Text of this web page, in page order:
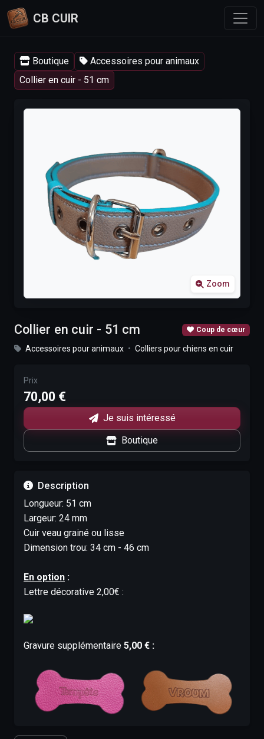
CB CUIR
Boutique
Accessoires pour animaux
Collier en cuir - 51 cm
Zoom
Collier en cuir - 51 cm Coup de cœur
Accessoires pour animaux • Colliers pour chiens en cuir
Prix
70,00 €
Je suis intéressé
Boutique
Description
Longueur: 51 cm
Largeur: 24 mm
Cuir veau grainé ou lisse
Dimension trou: 34 cm - 46 cm
En option :
Lettre décorative 2,00€ :
Gravure supplémentaire 5,00 € :